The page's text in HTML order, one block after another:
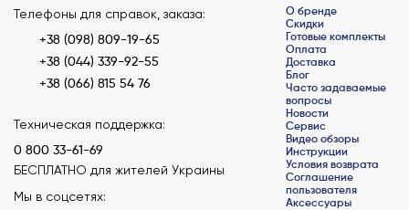
Телефоны для справок, заказа:
+38 (098) 809-19-65
+38 (044) 339-92-55
+38 (066) 815 54 76
Техническая поддержка:
0 800 33-61-69
БЕСПЛАТНО для жителей Украины
Мы в соцсетях:
О бренде
Скидки
Готовые комплекты
Оплата
Доставка
Блог
Часто задаваемые
вопросы
Новости
Сервис
Видео обзоры
Инструкции
Условия возврата
Соглашение
пользователя
Аксессуары